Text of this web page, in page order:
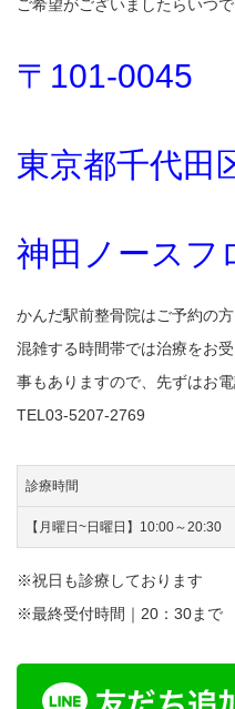
ご希望がございましたらいつ
〒101-0045
東京都千代田
神田ノースフ
かんだ駅前整骨院はご予約の
混雑する時間帯では治療をお
事もありますので、先ずはお
TEL03-5207-2769
診療時間
【月曜日~日曜日】10:00～20:30
※祝日も診療しております
※最終受付時間｜20：30まで